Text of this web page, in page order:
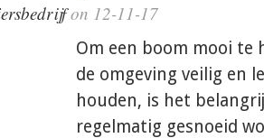
on 12-11-17
Om een boom mooi te
de omgeving veilig en
houden, is het
regelmatig gesnoeid